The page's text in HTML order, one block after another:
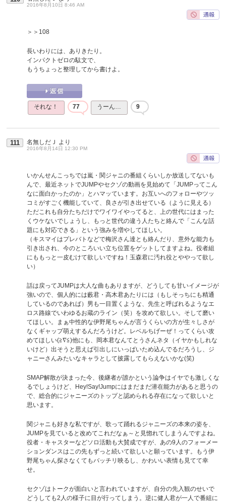
2016年8月10日 8:46 AM
＞＞108
長いわりには、ありきたり。
インパクトゼロの駄文で、
もうちょっと整理してから書けよ。
それな！ 77 うーん… 9
111 名無しだＪ より
2016年8月14日 12:30 PM
いかんせんこっちでは嵐・関ジャニの番組くらいしか放送してないも
んで、最近ネットでJUMPやセクゾの動画を見始めて「JUMPってこん
なに面白かったのか」とハマッています。お互いへのフォローやツッ
コミがすごく機能していて、良さが引き出せている（ように見える）
ただこれも自分たちだけでワイワイやってると、上の世代にはまった
くウケないでしょうし、もっと世代の違う人たちと絡んで「こんな話
題にも対応できる」という強みを増やしてほしい。
（キスマイはプレバトなどで梅沢さん達とも絡んだり、意外な能力も
引き出され、今のところいい立ち位置をゲットしてますよね。役者組
にももっと一皮むけて欲しいですね！玉森君に汚れ役とややって欲し
い）
話は戻ってJUMPは大人な曲もありますが、どうしても甘いイメージが
強いので、個人的には藪君・高木君あたりには（もしそっちにも精通
しているのであれば）男も一目置くような、先生と呼ばれるようなエ
ロス路線でいわゆるお蔵のライン（笑）を攻めて欲しい。そして磨い
てほしい。まぁ中性的な伊野尾ちゃんが言うくらいの方が生々しさが
なくギャップ萌えするんだろうけど。レベルちげーぜ！ってくらい攻
めてほしい(≧∇≦)他にも、岡本君なんてとうさんネタ（イヤかもしれな
いけど）出そうと思えば引出しにいっぱいため込んでるだろうし、ジ
ャニーさんみたいなキャラとして披露してもらえないかな(笑)
SMAP解散が決まった今、後継者が誰かという論争はイヤでも激しくな
るでしょうけど、Hey!Say!Jumpにはまだまだ潜在能力があると思うの
で、総合的にジャニーズのトップと認められる存在になって欲しいと
思います。
関ジャニも好きな私ですが、歌って踊れるジャニーズの本来の姿を、
JUMPを見ていると改めてこれだなぁ～と見惚れてしまうんですよね。
役者・キャスターなどソロ活動も大賛成ですが、あの9人のフォーメー
ションダンスはこの先もずっと続いて欲しいと願っています。もう伊
野尾ちゃん探さなくてもバッチリ映るし、かわいい表情も見てて幸
せ。
セクゾはトークが面白いと言われていますが、自分の先入観のせいで
どうしても2人の様子に目が行ってしまう。逆に健人君が一人で番組に